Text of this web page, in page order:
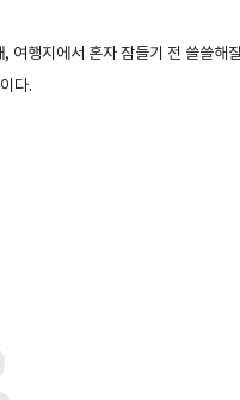
여행지에서 혼자 잠들기 전 쓸쓸해
다.